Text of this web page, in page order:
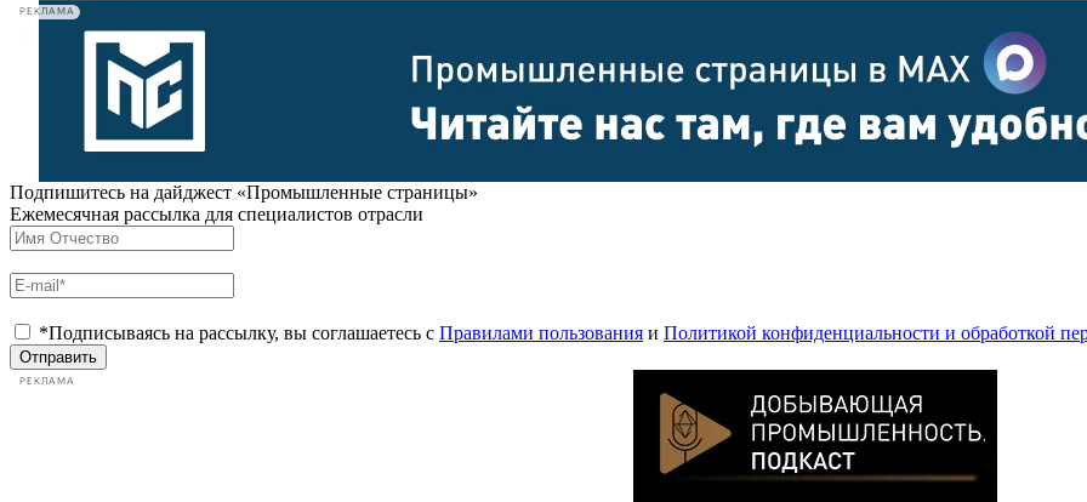
РЕКЛАМА
Подпишитесь на дайджест «Промышленные страницы»
Ежемесячная рассылка для специалистов отрасли
*Подписываясь на рассылку, вы соглашаетесь с Правилами пользования и Политикой конфиденциальности и обработкой
Отправить
РЕКЛАМА